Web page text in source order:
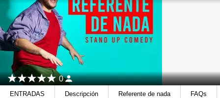
0
ENTRADAS Descripción Referente de nada FAQs